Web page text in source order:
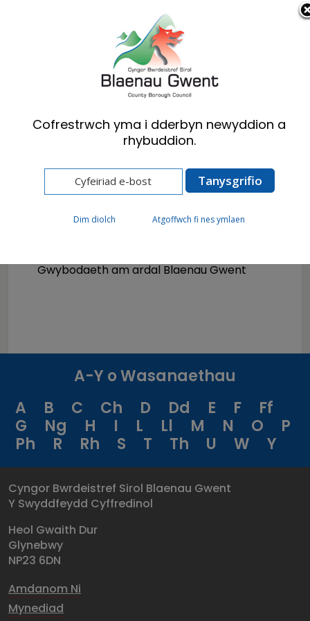
Cymraeg English
Corfforaethol Amdanom Ni
Gwybodaeth am ardal Blaenau Gwent
A-Y o Wasanaethau
A
B C Ch D Dd E F
Ff
G
Ng H I L Ll M N O
P
Ph
R Rh S T Th U W Y
Cyngor Bwrdeistref Sirol Blaenau Gwent
Y Swyddfeydd Cyffredinol
Heol Gwaith Dur
Glynebwy
NP23 6DN
Amdanom Ni
Mynediad
Cofrestrwch yma i dderbyn newyddion a
rhybuddion.
Dim diolch Atgoffwch fi nes ymlaen